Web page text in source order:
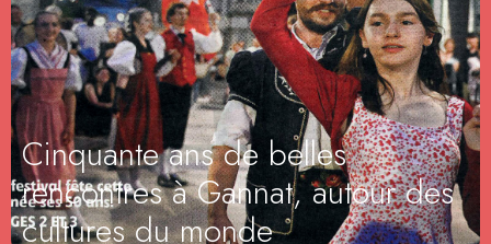
Cinquante ans de belles
rencontres à Gannat, autour des
cultures du monde